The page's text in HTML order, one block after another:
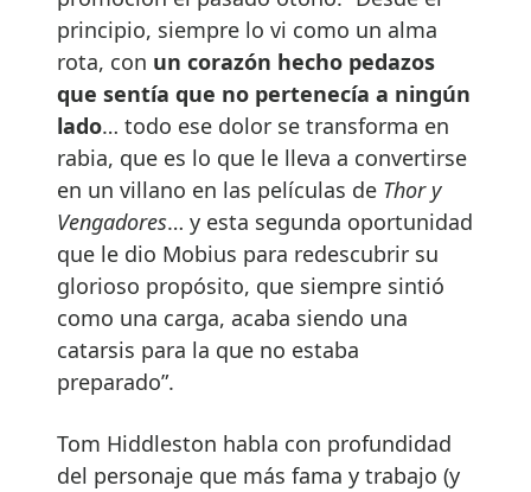
principio, siempre lo vi como un alma
rota, con un corazón hecho pedazos
que sentía que no pertenecía a ningún
lado… todo ese dolor se transforma en
rabia, que es lo que le lleva a convertirse
en un villano en las películas de Thor y
Vengadores… y esta segunda oportunidad
que le dio Mobius para redescubrir su
glorioso propósito, que siempre sintió
como una carga, acaba siendo una
catarsis para la que no estaba
preparado”.
Tom Hiddleston habla con profundidad
del personaje que más fama y trabajo (y